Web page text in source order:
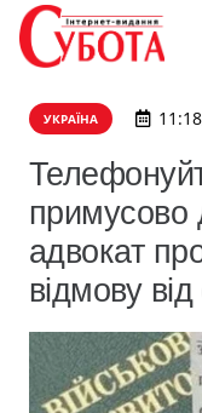
УКРАЇНА
примусово
адвокат
відмову